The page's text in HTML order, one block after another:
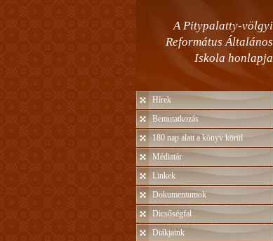
A Pitypalatty-völgyi
Református Általános
Iskola honlapja
Hírek
Bemutatkozás
180 nap alatt a könyv körül
Médiatár
Linkek
Dokumentumok
Dicsőségfal
Diákjaink